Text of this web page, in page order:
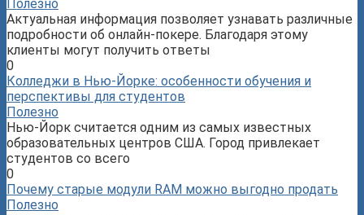
Полезно
Актуальная информация позволяет узнавать различные
подробности об онлайн-покере. Благодаря этому
клиенты могут получить ответы
0
Колледжи в Нью-Йорке: особенности обучения и
перспективы для студентов
Полезно
Нью-Йорк считается одним из самых известных
образовательных центров США. Город привлекает
студентов со всего
0
Почему старые модули RAM можно выгодно продать
Полезно